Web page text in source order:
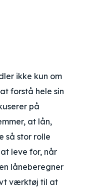
ikke kun om
forstå hele sin
på
at lån,
så stor rolle
leve for, når
låneberegner
værktøj til at